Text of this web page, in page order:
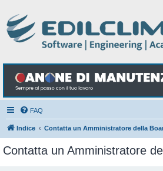
FAQ
Indice Contatta un Amministratore della
Contatta un Amministratore